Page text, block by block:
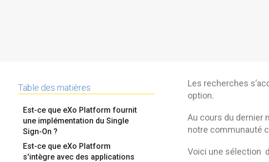
Table des matières
Est-ce que eXo Platform fournit
une implémentation du Single
Sign-On ?
Est-ce que eXo Platform
s'intègre avec des applications
Les recherches
option.
Au cours du dernier
notre communauté
Voici une sélection